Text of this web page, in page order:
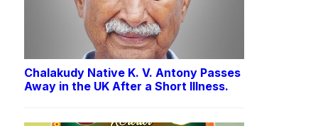
Chalakudy Native K. V. Antony Passes
Away in the UK After a Short Illness.